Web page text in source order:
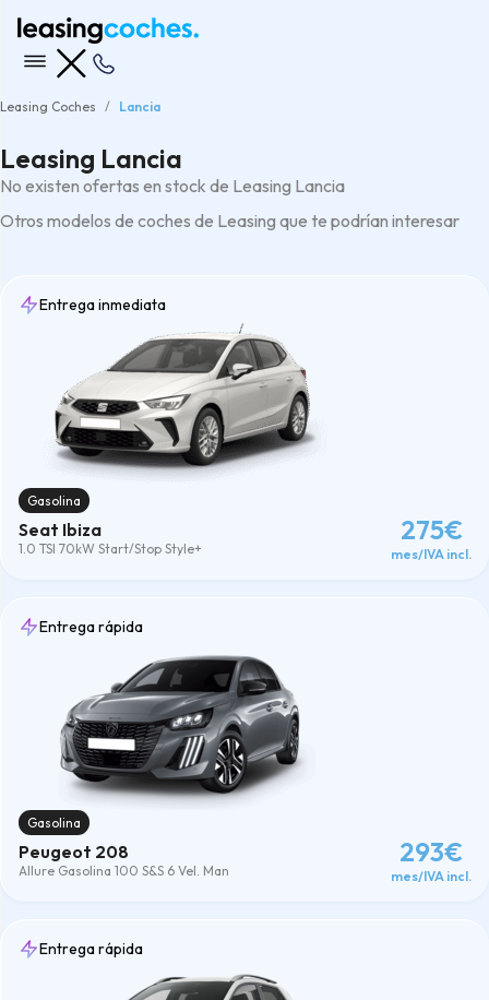
Leasing Coches Lancia
Leasing Lancia
No existen ofertas en stock de Leasing Lancia
Otros modelos de coches de Leasing que te podrían interesar
Entrega inmediata
Gasolina
Seat Ibiza
1.0 TSI 70kW Start/Stop Style+
275€
mes/IVA incl.
Entrega rápida
Gasolina
Peugeot 208
Allure Gasolina 100 S&S 6 Vel. Man
293€
mes/IVA incl.
Entrega rápida